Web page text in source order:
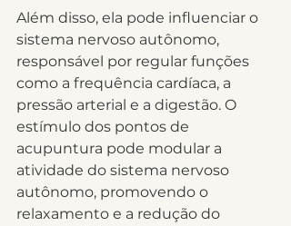
Além disso, ela pode influenciar o
sistema nervoso autônomo,
responsável por regular funções
como a frequência cardíaca, a
pressão arterial e a digestão. O
estímulo dos pontos de
acupuntura pode modular a
atividade do sistema nervoso
autônomo, promovendo o
relaxamento e a redução do